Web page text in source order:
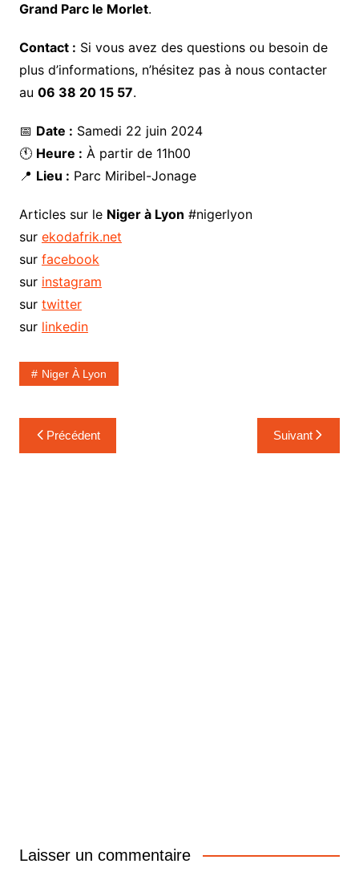
Grand Parc le Morlet.
Contact : Si vous avez des questions ou besoin de
plus d’informations, n’hésitez pas à nous contacter
au 06 38 20 15 57.
📅 Date : Samedi 22 juin 2024
🕚 Heure : À partir de 11h00
📍 Lieu : Parc Miribel-Jonage
Articles sur le Niger à Lyon #nigerlyon
sur ekodafrik.net
sur facebook
sur instagram
sur twitter
sur linkedin
Niger À Lyon
Navigation
de
Précédent Suivant
Laisser un commentaire